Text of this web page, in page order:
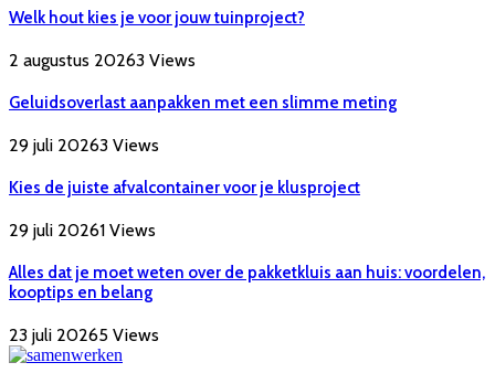
Welk hout kies je voor jouw tuinproject?
2 augustus 20263 Views
Geluidsoverlast aanpakken met een slimme meting
29 juli 20263 Views
Kies de juiste afvalcontainer voor je klusproject
29 juli 20261 Views
Alles dat je moet weten over de pakketkluis aan huis: voordelen,
kooptips en belang
23 juli 20265 Views